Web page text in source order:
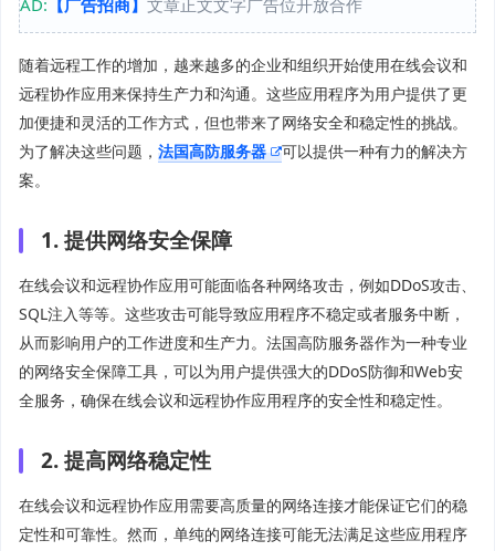
AD: 【广告招商】 文章正文文字广告位开放合作
随着远程工作的增加，越来越多的企业和组织开始使用在线会议和
远程协作应用来保持生产力和沟通。这些应用程序为用户提供了更
加便捷和灵活的工作方式，但也带来了网络安全和稳定性的挑战。
为了解决这些问题， 法国高防服务器
可以提供一种有力的解决方
案。
1. 提供网络安全保障
在线会议和远程协作应用可能面临各种网络攻击，例如DDoS攻击、
SQL注入等等。这些攻击可能导致应用程序不稳定或者服务中断，
从而影响用户的工作进度和生产力。法国高防服务器作为一种专业
的网络安全保障工具，可以为用户提供强大的DDoS防御和Web安
全服务，确保在线会议和远程协作应用程序的安全性和稳定性。
2. 提高网络稳定性
在线会议和远程协作应用需要高质量的网络连接才能保证它们的稳
定性和可靠性。然而，单纯的网络连接可能无法满足这些应用程序